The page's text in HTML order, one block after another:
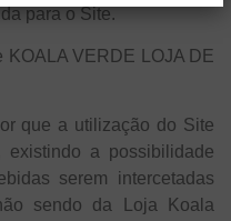
para o Site.
KOALA VERDE LOJA DE
que a utilização do Site
a possibilidade
serem intercetadas
sendo da Loja Koala